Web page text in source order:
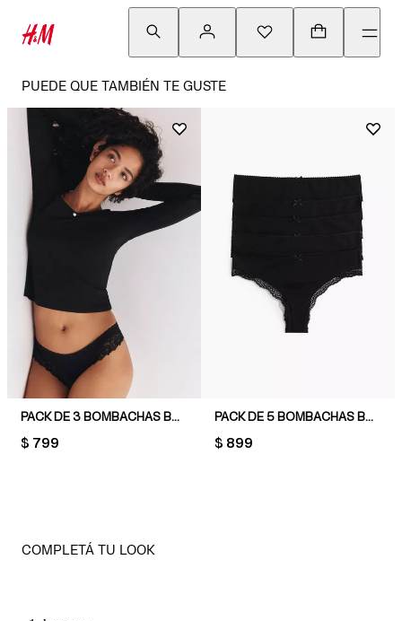
PUEDE QUE TAMBIÉN TE GUSTE
PACK DE 3 BOMBACHAS BRAZILIAN DE ALGODÓN Y ENCAJE
PRICE:
$ 799
PACK DE 5 BOMBACHAS BRAZILIAN
PRICE:
$ 899
COMPLETÁ TU LOOK